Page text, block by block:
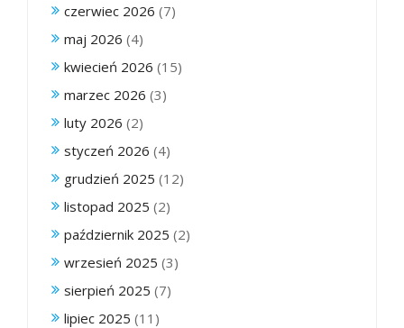
czerwiec 2026 (7)
maj 2026 (4)
kwiecień 2026 (15)
marzec 2026 (3)
luty 2026 (2)
styczeń 2026 (4)
grudzień 2025 (12)
listopad 2025 (2)
październik 2025 (2)
wrzesień 2025 (3)
sierpień 2025 (7)
lipiec 2025 (11)